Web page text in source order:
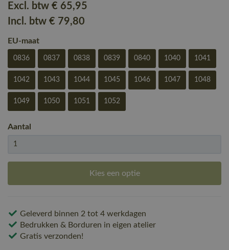
Excl. btw € 65,95
Incl. btw € 79,80
EU-maat
0836 0837 0838 0839 0840 1040 1041
1042 1043 1044 1045 1046 1047 1048
1049 1050 1051 1052
Aantal
Kies een optie
Geleverd binnen 2 tot 4 werkdagen
Bedrukken & Borduren in eigen atelier
Gratis verzonden!